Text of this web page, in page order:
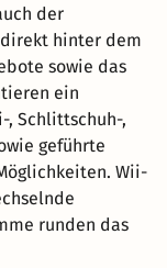
der
hinter dem
sowie das
ein
, Schlittschuh-,
geführte
Wii-
runden das